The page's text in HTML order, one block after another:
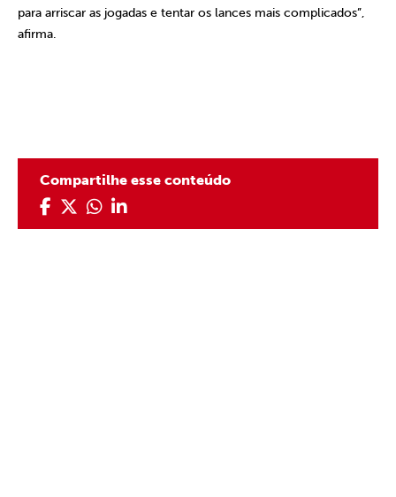
para arriscar as jogadas e tentar os lances mais complicados”,
afirma.
Compartilhe esse conteúdo